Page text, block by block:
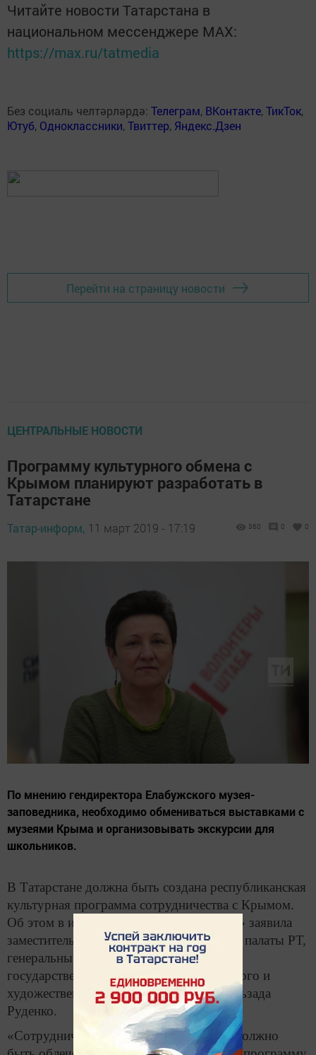
Читайте новости Татарстана в
национальном мессенджере MАХ:
https://max.ru/tatmedia
Без социаль челтәрләрдә: Телеграм, ВКонтакте,ТикТок,
Ютуб, Одноклассники,Твиттер, Яндекс.Дзен
Перейти на страницу новости
ЦЕНТРАЛЬНЫЕ НОВОСТИ
Программу культурного обмена с
Крымом планируют разработать в
Татарстане
Татар-информ, 11 март 2019 - 17:19 360 0 0
По мнению гендиректора Елабужского музея-
заповедника, необходимо обмениваться выставками с
музеями Крыма и организовывать экскурсии для
школьников.
В Татарстане должна быть создана республиканская
культурная программа сотрудничества с Крымом.
Об этом в интервью ИА «Татар-информ» заявила
заместитель председателя Общественной палаты РТ,
генеральный директор Елабужского
государственного историко-архитектурного и
художественного музея-заповедника Гульзада
Руденко.
«Сотрудничество с Республикой Крым должно